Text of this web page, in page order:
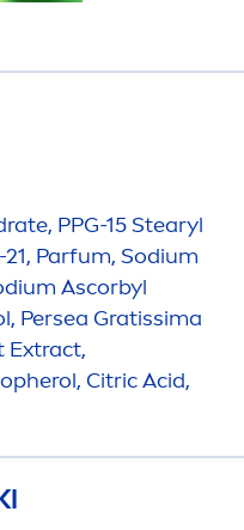
te, PPG-15 Stearyl
Parfum, Sodium
Ascorbyl
Persea Gratissima
Extract,
Citric Acid,